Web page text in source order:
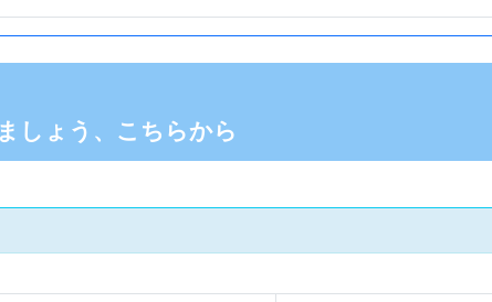
しょう、こちらから